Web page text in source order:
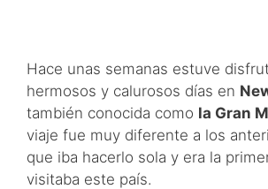
Hace unas semanas estuve
hermosos y calurosos días en
también conocida como la Gran
viaje fue muy diferente a los
que iba hacerlo sola y era la
visitaba este país.